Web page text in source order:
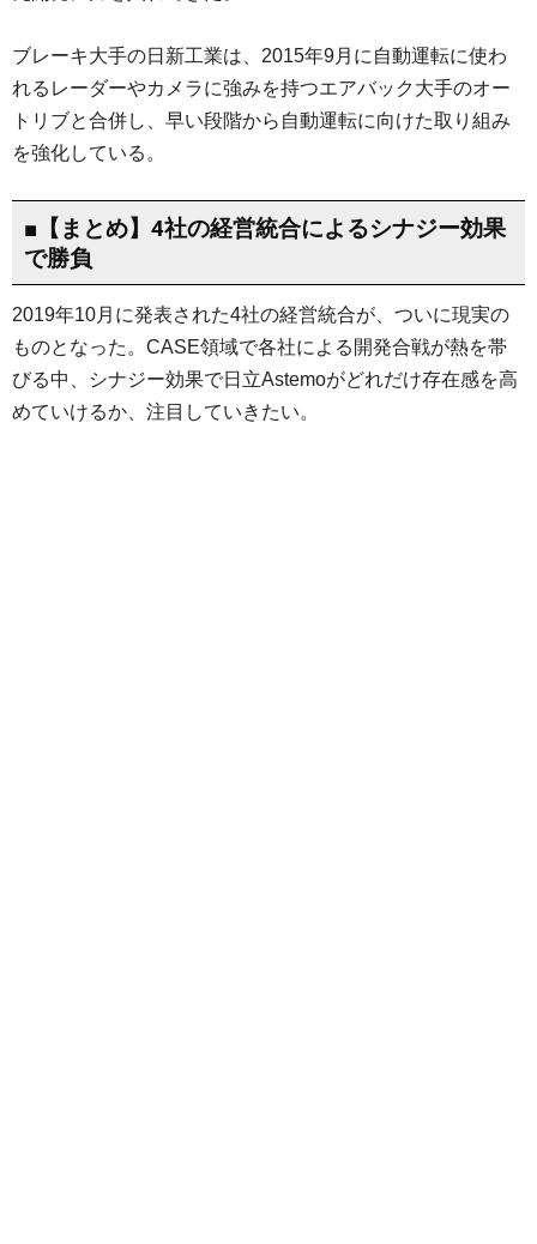
ブレーキ大手の日新工業は、2015年9月に自動運転に使わ
れるレーダーやカメラに強みを持つエアバック大手のオー
トリブと合併し、早い段階から自動運転に向けた取り組み
を強化している。
■【まとめ】4社の経営統合によるシナジー効果
で勝負
2019年10月に発表された4社の経営統合が、ついに現実の
ものとなった。CASE領域で各社による開発合戦が熱を帯
びる中、シナジー効果で日立Astemoがどれだけ存在感を高
めていけるか、注目していきたい。